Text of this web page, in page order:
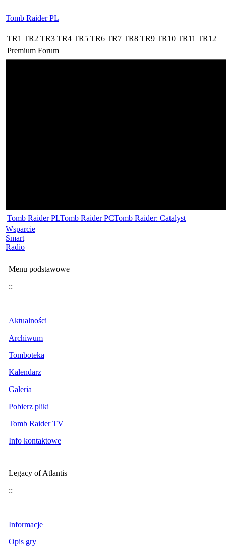
Tomb Raider PL
TR1 TR2 TR3 TR4 TR5 TR6 TR7 TR8 TR9 TR10 TR11 TR12
Premium Forum
Tomb Raider PLTomb Raider PCTomb Raider: Catalyst
Wsparcie
Smart
Radio
Menu podstawowe
::
Aktualności
Archiwum
Tomboteka
Kalendarz
Galeria
Pobierz pliki
Tomb Raider TV
Info kontaktowe
Legacy of Atlantis
::
Informacje
Opis gry